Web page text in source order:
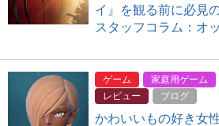
イ』を観る前に必見
スタッフコラム：オ
ゲーム 家庭用ゲーム
レビュー
ブログ
かわいいもの好き女